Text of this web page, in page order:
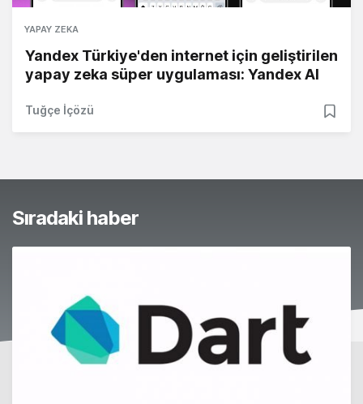
YAPAY ZEKA
Yandex Türkiye'den internet için geliştirilen
yapay zeka süper uygulaması: Yandex AI
Tuğçe İçözü
Sıradaki haber